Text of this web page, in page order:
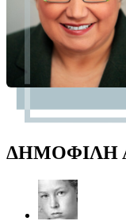
ΔΗΜΟΦΙΛΗ